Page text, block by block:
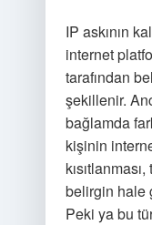
IP askının
internet
tarafından
şekillenir.
bağlamda
kişinin
belirgin hale
Peki ya bu